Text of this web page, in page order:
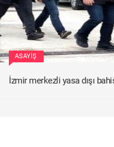
ASAYIŞ
İzmir merkezli yasa dışı